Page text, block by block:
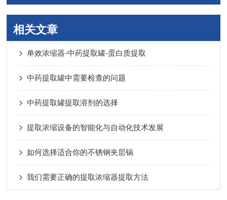
相关文章
单效浓缩器-中药提取罐-蛋白质提取
中药提取罐中需要检查的问题
中药提取罐提取溶剂的选择
提取浓缩设备的智能化与自动化技术发展
如何选择适合你的不锈钢夹层锅
我们需要正确的提取浓缩器提取方法